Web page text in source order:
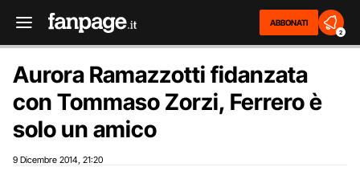
ABBONATI
2
Aurora Ramazzotti fidanzata
con Tommaso Zorzi, Ferrero è
solo un amico
9 Dicembre 2014 21:20